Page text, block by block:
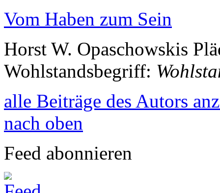
Vom Haben zum Sein
Horst W. Opaschowskis
Wohlstandsbegriff:
alle Beiträge des Autors
nach oben
Feed abonnieren